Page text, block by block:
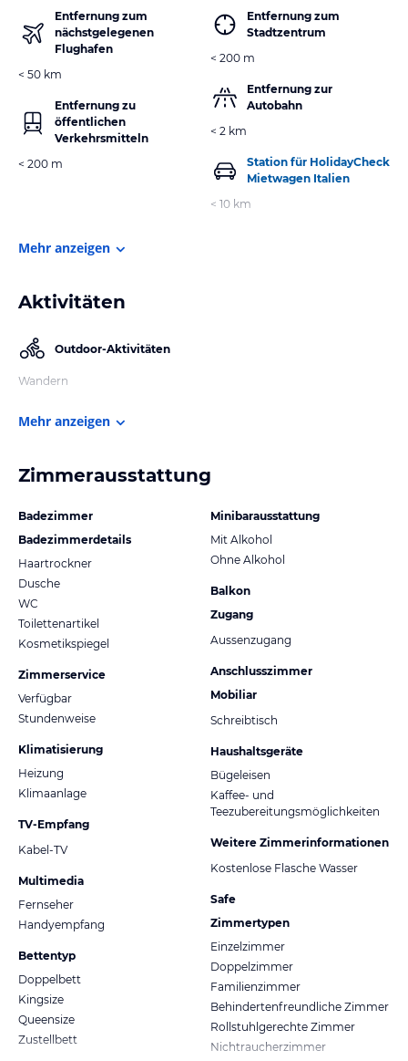
Entfernung zum
nächstgelegenen
Flughafen
< 50 km
Entfernung zu
öffentlichen
Verkehrsmitteln
< 200 m
Entfernung zum
Stadtzentrum
< 200 m
Entfernung zur
Autobahn
< 2 km
Station für HolidayCheck
Mietwagen Italien
< 10 km
Mehr anzeigen
Aktivitäten
Outdoor-Aktivitäten
Wandern
Mehr anzeigen
Zimmerausstattung
Badezimmer
Badezimmerdetails
Haartrockner
Dusche
WC
Toilettenartikel
Kosmetikspiegel
Zimmerservice
Verfügbar
Stundenweise
Klimatisierung
Heizung
Klimaanlage
TV-Empfang
Kabel-TV
Multimedia
Fernseher
Handyempfang
Bettentyp
Doppelbett
Kingsize
Queensize
Zustellbett
Minibarausstattung
Mit Alkohol
Ohne Alkohol
Balkon
Zugang
Aussenzugang
Anschlusszimmer
Mobiliar
Schreibtisch
Haushaltsgeräte
Bügeleisen
Kaffee- und
Teezubereitungsmöglichkeiten
Weitere Zimmerinformationen
Kostenlose Flasche Wasser
Safe
Zimmertypen
Einzelzimmer
Doppelzimmer
Familienzimmer
Behindertenfreundliche Zimmer
Rollstuhlgerechte Zimmer
Nichtraucherzimmer